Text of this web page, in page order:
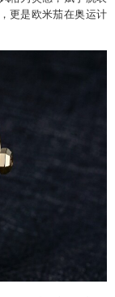
更是欧米茄在奥运计